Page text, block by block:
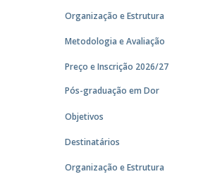
Organização e Estrutura
Metodologia e Avaliação
Preço e Inscrição 2026/27
Pós-graduação em Dor
Objetivos
Destinatários
Organização e Estrutura